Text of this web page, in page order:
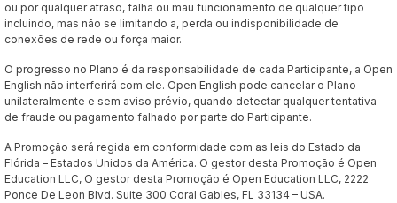
ou por qualquer atraso, falha ou mau funcionamento de qualquer tipo
incluindo, mas não se limitando a, perda ou indisponibilidade de
conexões de rede ou força maior.
O progresso no Plano é da responsabilidade de cada Participante, a Open
English não interferirá com ele. Open English pode cancelar o Plano
unilateralmente e sem aviso prévio, quando detectar qualquer tentativa
de fraude ou pagamento falhado por parte do Participante.
A Promoção será regida em conformidade com as leis do Estado da
Flórida – Estados Unidos da América. O gestor desta Promoção é Open
Education LLC, O gestor desta Promoção é Open Education LLC, 2222
Ponce De Leon Blvd. Suite 300 Coral Gables, FL 33134 – USA.